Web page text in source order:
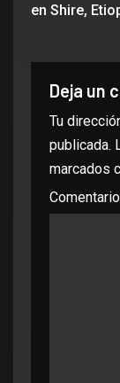
en Shire,
Deja un
Tu
publicada.
marcados
Comentario